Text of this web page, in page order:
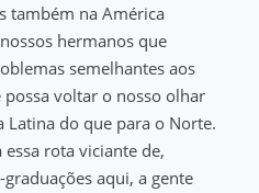
também na América
hermanos que
semelhantes aos
possa voltar o nosso olhar
do que para o Norte.
rota viciante de,
aqui, a gente